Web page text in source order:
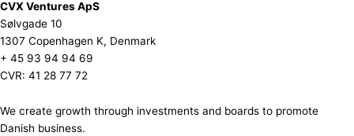
CVX Ventures ApS
Sølvgade 10
1307 Copenhagen K, Denmark
+ 45 93 94 94 69
CVR: 41 28 77 72
We create growth through investments and boards to promote
Danish business.